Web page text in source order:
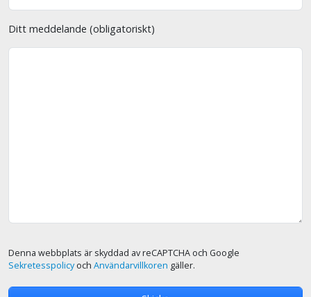
Ditt meddelande (obligatoriskt)
Denna webbplats är skyddad av reCAPTCHA och Google
Sekretesspolicyoch Användarvillkoren gäller.